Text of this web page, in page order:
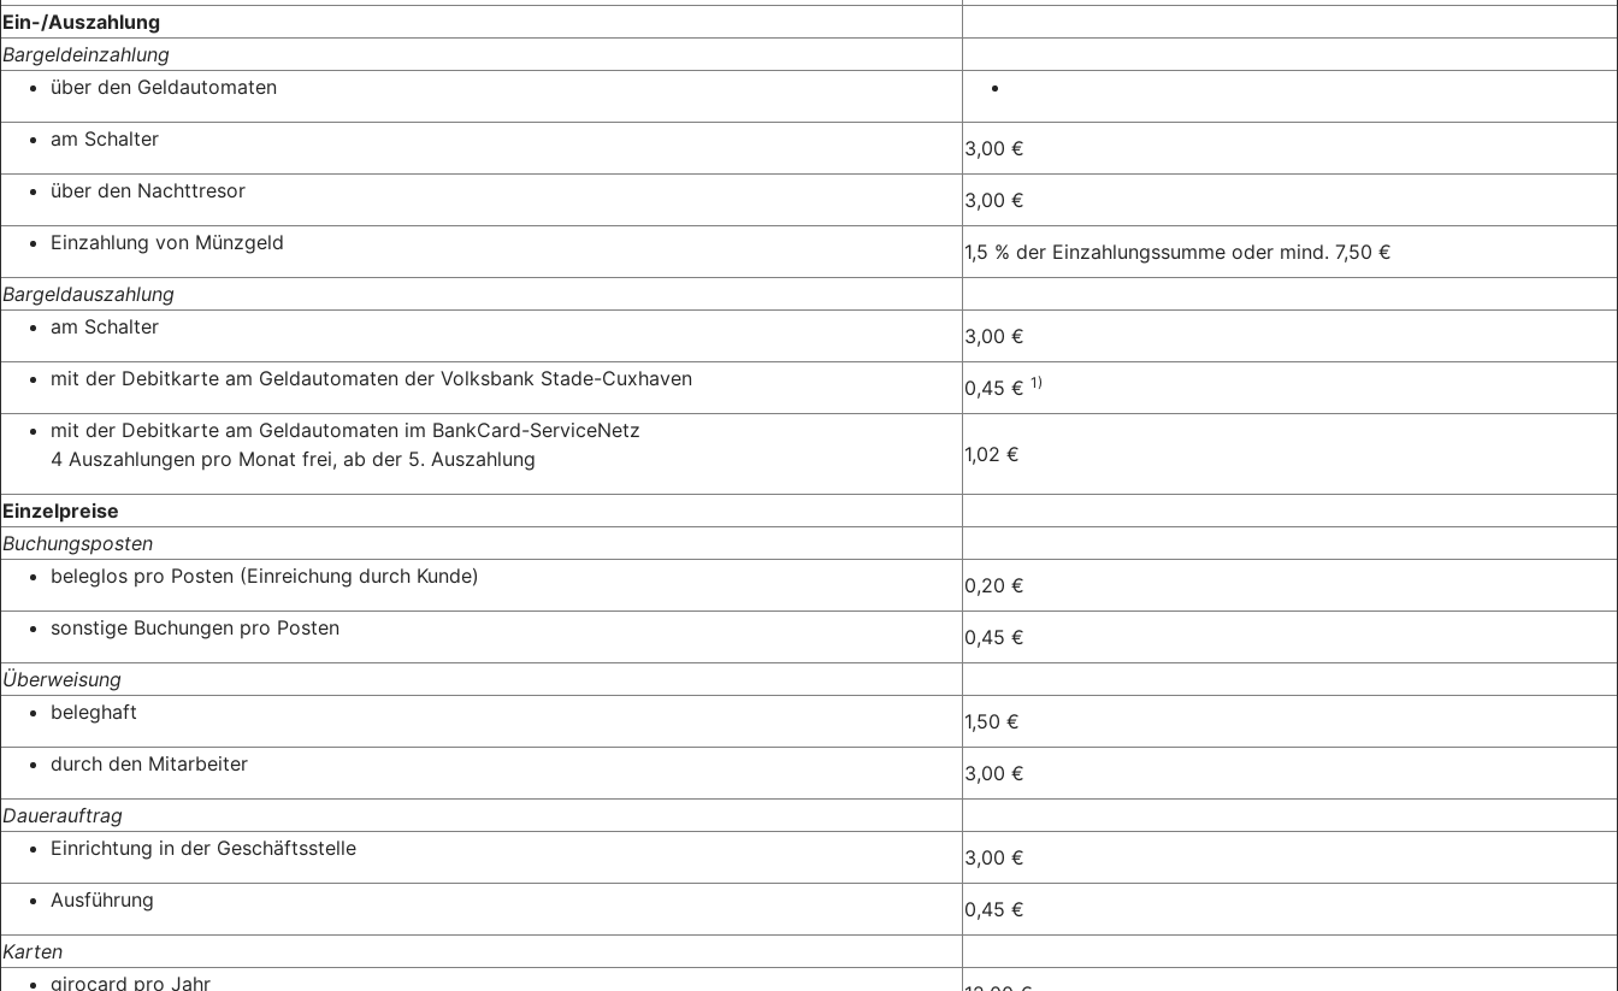
Ein-/Auszahlung
Bargeldeinzahlung
über den Geldautomaten
am Schalter
3,00 €
über den Nachttresor
3,00 €
Einzahlung von Münzgeld
1,5 % der Einzahlungssumme oder mind. 7,50 €
Bargeldauszahlung
am Schalter
3,00 €
mit der Debitkarte am Geldautomaten der Volksbank Stade-Cuxhaven
0,45 € 1)
mit der Debitkarte am Geldautomaten im BankCard-ServiceNetz
4 Auszahlungen pro Monat frei, ab der 5. Auszahlung
1,02 €
Einzelpreise
Buchungsposten
beleglos pro Posten (Einreichung durch Kunde)
0,20 €
sonstige Buchungen pro Posten
0,45 €
Überweisung
beleghaft
1,50 €
durch den Mitarbeiter
3,00 €
Dauerauftrag
Einrichtung in der Geschäftsstelle
3,00 €
Ausführung
0,45 €
Karten
girocard pro Jahr